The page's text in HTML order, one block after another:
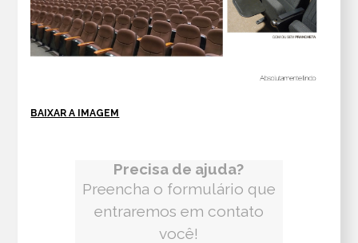
BAIXAR A IMAGEM
Precisa de ajuda?
Preencha o formulário que
entraremos em contato
você!